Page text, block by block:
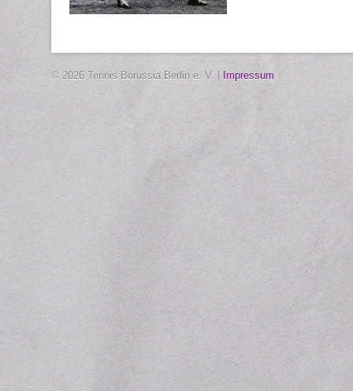
© 2026 Tennis Borussia Berlin e. V. | Impressum